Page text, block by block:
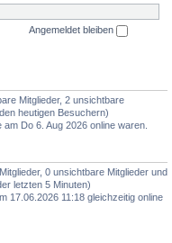
Angemeldet bleiben
Mitglieder, 2 unsichtbare
heutigen Besuchern)
am Do 6. Aug 2026 online waren.
0 unsichtbare Mitglieder und
letzten 5 Minuten)
17.06.2026 11:18 gleichzeitig online